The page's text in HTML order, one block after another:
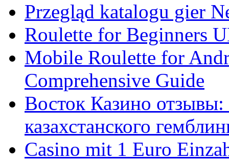
Przegląd katalogu gier
Roulette for Beginners
Mobile Roulette for
Comprehensive Guide
Восток Казино отзывы:
казахстанского
Casino mit 1 Euro